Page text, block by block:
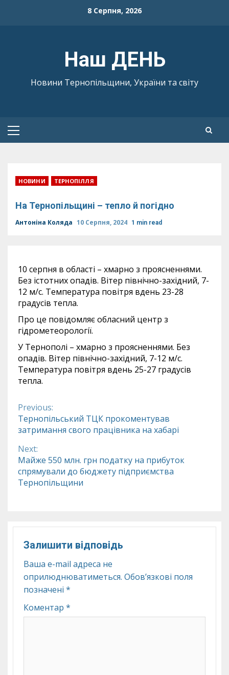
8 Серпня, 2026
Наш ДЕНЬ
Новини Тернопільщини, України та світу
Primary
НОВИНИ ТЕРНОПІЛЛЯ
На Тернопільщині – тепло й погідно
Антоніна Коляда 10 Серпня, 2024 1 min read
10 серпня в області – хмарно з проясненнями.
Без істотних опадів. Вітер північно-західний, 7-
12 м/с. Температура повітря вдень 23-28
градусів тепла.
Про це повідомляє обласний центр з
гідрометеорології.
У Тернополі – хмарно з проясненнями. Без
опадів. Вітер північно-західний, 7-12 м/с.
Температура повітря вдень 25-27 градусів
тепла.
Continue
Reading
Previous:
Тернопільський ТЦК прокоментував
затримання свого працівника на хабарі
Next:
Майже 550 млн. грн податку на прибуток
спрямували до бюджету підприємства
Тернопільщини
Залишити відповідь
Ваша e-mail адреса не
оприлюднюватиметься. Обов’язкові поля
позначені *
Коментар *